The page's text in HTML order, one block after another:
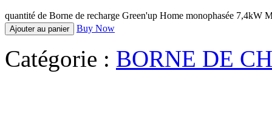
quantité de Borne de recharge Green'up Home monophasée 7,4kW
Ajouter au panier Buy Now
Catégorie : BORNE DE